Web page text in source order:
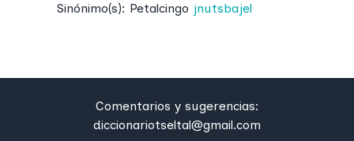
Sinónimo(s): Petalcingo jnutsbajel
Comentarios y sugerencias:
diccionariotseltal@gmail.com